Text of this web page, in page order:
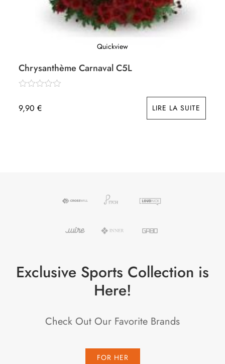
Quickview
Chrysanthème Carnaval C5L
9,90€ LIRE LA SUITE
Exclusive Sports Collection is
Here!
Check Out Our Favorite Brands
FOR HER